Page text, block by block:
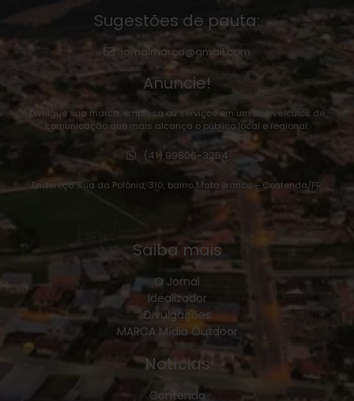
Sugestões de pauta:
jornalmarca@gmail.com
Anuncie!
Divulgue sua marca, empresa ou serviços em um dos veículos de
comunicação que mais alcança o público local e regional:
(41) 99806-3254
Endereço: Rua da Polônia, 310, bairro Mato Branco – Contenda/PR.
Saiba mais
O Jornal
Idealizador
Divulgações
MARCA Mídia Outdoor
Notícias
Contenda